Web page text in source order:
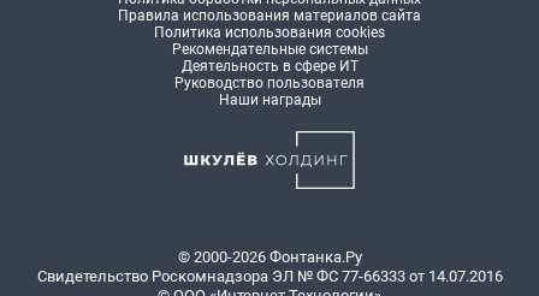
Правила использования материалов сайта
Политика использования cookies
Рекомендательные системы
Деятельность в сфере ИТ
Руководство пользователя
Наши награды
© 2000-2026 Фонтанка.Ру
Свидетельство Роскомнадзора ЭЛ № ФС 77-66333 от 14.07.2016